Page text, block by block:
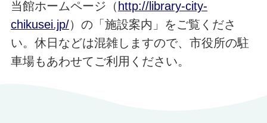
当館ホームページ（http://library-city-
chikusei.jp/）の「施設案内」をご覧くださ
い。休日などは混雑しますので、市役所の駐
車場もあわせてご利用ください。